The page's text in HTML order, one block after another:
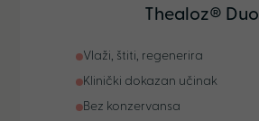
Thealoz® Duo
Vlaži, štiti, regenerira
Klinički dokazan učinak
Bez konzervansa